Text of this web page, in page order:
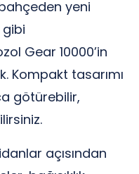
yeni
Gear 10000’in
Kompakt tasarımı
götürebilir,
açısından